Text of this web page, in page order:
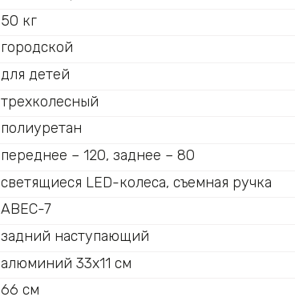
50 кг
городской
для детей
трехколесный
полиуретан
переднее – 120, заднее – 80
светящиеся LED-колеса, съемная ручка
ABEC-7
задний наступающий
алюминий 33х11 см
66 см